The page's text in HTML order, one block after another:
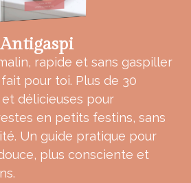
rapide et sans gaspiller
pour toi. Plus de 30
délicieuses pour
en petits festins, sans
Un guide pratique pour
plus consciente et